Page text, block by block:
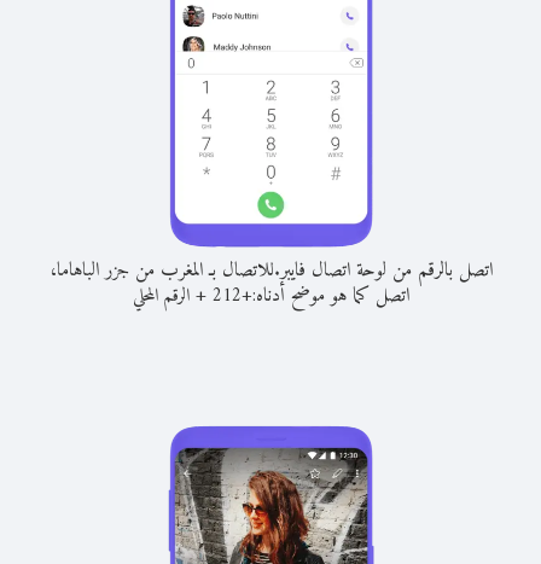
اتصل بالرقم من لوحة اتصال فايبر.للاتصال بـ المغرب من جزر الباهاما،
اتصل كما هو موضح أدناه:+
212
+الرقم المحلي